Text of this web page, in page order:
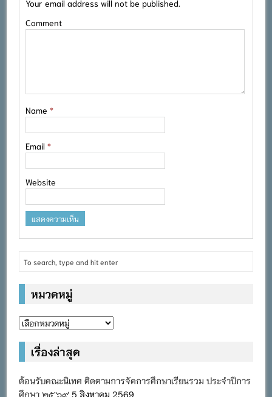
Your email address will not be published.
Comment
Name*
Email*
Website
หมวดหมู่
หมวด
เรื่องล่าสุด
ต้อนรับคณะนิเทศ ติดตามการจัดการศึกษาเรียนรวม ประจำปีการ
ศึกษา ๒๕๖๙ 5 สิงหาคม 2569